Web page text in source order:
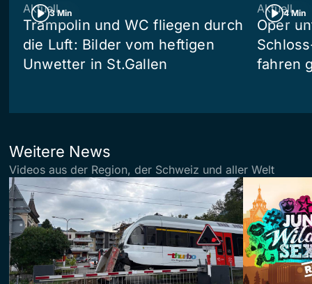
3 Min
Aktuell
Trampolin und WC fliegen durch
die Luft: Bilder vom heftigen
Unwetter in St.Gallen
4 Min
Aktuell
Oper
fahren
Weitere News
Videos aus der Region, der Schweiz und aller Welt